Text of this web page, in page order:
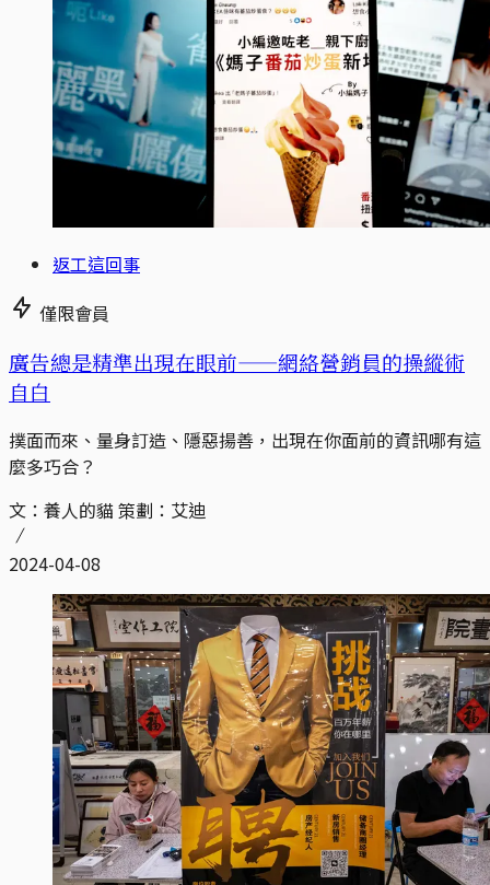
返工這回事
僅限會員
廣告總是精準出現在眼前——網絡營銷員的操縱術
自白
撲面而來、量身訂造、隱惡揚善，出現在你面前的資訊哪有這
麼多巧合？
文：養人的貓 策劃：艾迪
2024-04-08